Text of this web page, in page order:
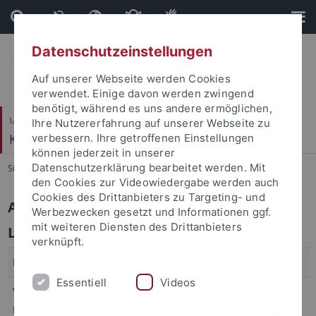
Direkt
zum
Inhalt
Direkt
zur
Fußleiste
Mathematisch-Naturwissenschaftliche Fakultät
Kognitive Systeme
Sie sind hier: Startseite ... WS 22/23
Artificial Intelligence
Lecture
Professor
Visiting
Hour
Mi. 13:30 - 15:00
Datenschutzeinstellungen
Auf unserer Webseite werden Cookies
verwendet. Einige davon werden zwingend
benötigt, während es uns andere ermöglichen,
Ihre Nutzererfahrung auf unserer Webseite zu
verbessern. Ihre getroffenen Einstellungen
können jederzeit in unserer
Datenschutzerklärung bearbeitet werden. Mit
den Cookies zur Videowiedergabe werden auch
Cookies des Drittanbieters zu Targeting- und
Werbezwecken gesetzt und Informationen ggf.
mit weiteren Diensten des Drittanbieters
verknüpft.
Essentiell Videos